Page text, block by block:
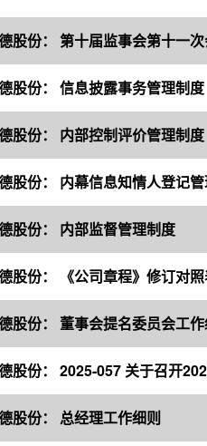
股份： 第十届监事会第十一
股份： 信息披露事务管理制度
股份： 内部控制评价管理制度
股份： 内幕信息知情人登记
股份： 内部监督管理制度
股份： 《公司章程》修订对
股份： 董事会提名委员会工
股份： 2025-057 关于召开
股份： 总经理工作细则